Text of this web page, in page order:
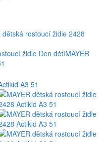
dětská rostoucí židle 2428
židle Den dětíMAYER